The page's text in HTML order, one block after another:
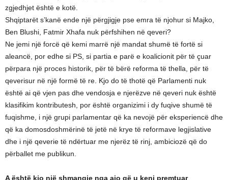
zgjedhjet është e kotë.
Shqiptarët s’kanë ende një përgjigje pse emra të njohur si Majko,
Ben Blushi, Fatmir Xhafa nuk përfshihen në qeveri?
Ne jemi një forcë që kemi marrë një mandat shumë të fortë si
aleancë, por edhe si PS, si partia e parë e koalicionit për të çuar
përpara një proces historik, për të bërë reforma të thella, për të
qeverisur në një formë të re. Kjo do të thotë që Parlamenti nuk
është ai që vjen pas dhe vendosja e njerëzve në qeveri nuk është
klasifikim kontributesh, por është organizimi i dy fuqive shumë të
fuqishme, i një grupi parlamentar që ka nevojë për eksperiencë dhe
që ka domosdoshmërinë të jetë në krye të reformave legjislative
dhe i një qeverie të ndërtuar me njerëz të rinj, ambiciozë që do
përballet me publikun.
A është kjo një shmangie nga ajo që u keni premtuar